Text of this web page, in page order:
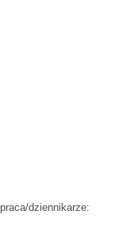
dziennikarze: